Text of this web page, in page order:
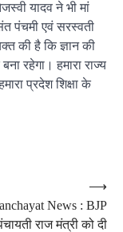
यादव ने भी मां
पंचमी एवं सरस्वती
की है कि ज्ञान की
रहेगा। हमारा राज्य
प्रदेश शिक्षा के
News : BJP
राज मंत्री को दी
⟶